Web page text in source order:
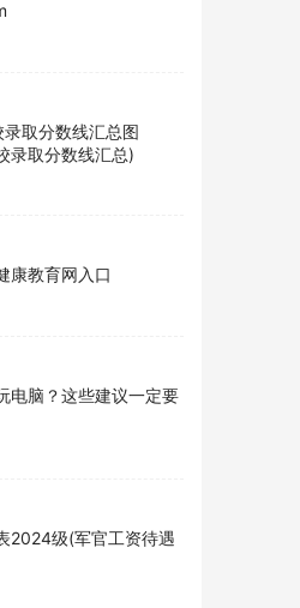
取分数线汇总图
录取分数线汇总)
康教育网入口
电脑？这些建议一定要
2024级(军官工资待遇